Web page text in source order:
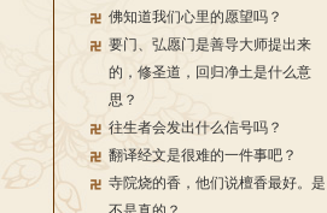
佛知道我们心里的愿望吗？
要门、弘愿门是善导大师提出来
的，修圣道，回归净土是什么意
思？
往生者会发出什么信号吗？
翻译经文是很难的一件事吧？
寺院烧的香，他们说檀香最好。是